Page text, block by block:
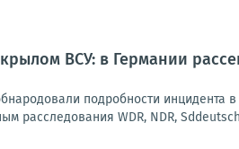
ВСУ: в Германии
подробности инцидента
расследования WDR, NDR,